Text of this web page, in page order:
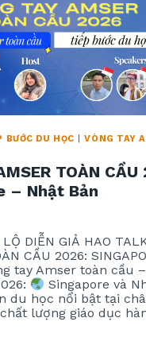
BƯỚC DU HỌC |VÒNG TAY
TOÀN CẦU
– Nhật Bản
DIỄN GIẢ HAO
CẦU 2026:
tay Amser toàn cầu
Singapore và
du học nổi bật tại
lượng giáo dục